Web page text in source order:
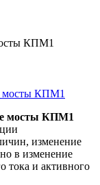
КПМ1
мосты КПМ1
изменение
в изменение
тока и активного